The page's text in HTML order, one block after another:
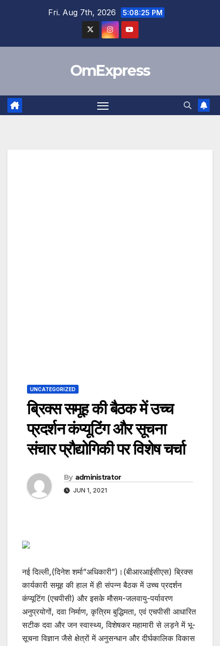
Fri. Aug 7th, 2026 5:08:26 PM
OmExpress
UNCATEGORIZED
ब्रिक्स समूह की बैठक में उच्च
प्रदर्शन कंप्यूटिंग और सूचना
संचार प्रौद्योगिकी पर विशेष चर्चा
By administrator
JUN 1, 2021
नई दिल्ली,(दिनेश शर्मा”अधिकारी”)।(बीआरआईसीएस) ब्रिक्स
कार्यकारी समूह की हाल में ही संपन्न बैठक में उच्च प्रदर्शन
कंप्यूटिंग (एचपीसी) और इसके मौसम-जलवायु-पर्यावरण
अनुप्रयोगों, दवा निर्माण, कृत्रिम बुद्धिमता, एवं एचपीसी आधारित
सटीक दवा और जन स्वास्थ्य, विशेषकर महामारी से लड़ने में भू-
सूचना विज्ञान जैसे क्षेत्रों में अनुसन्धान और दीर्घकालिक विकास